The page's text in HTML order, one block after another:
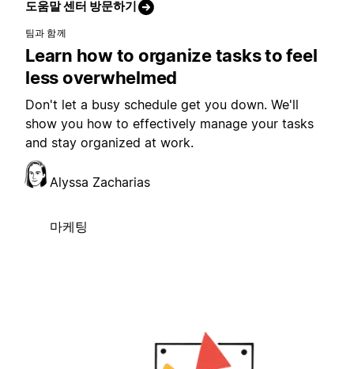
도움말 센터 방문하기
팀과 함께
Learn how to organize tasks to feel
less overwhelmed
Don't let a busy schedule get you down. We'll
show you how to effectively manage your tasks
and stay organized at work.
Alyssa Zacharias
마케팅